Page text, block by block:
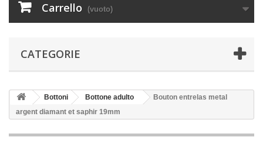
Carrello (vuoto)
CATEGORIE
Bottoni Bottone adulto
Bouton entrelas metal
argent diamant et saphir 19mm